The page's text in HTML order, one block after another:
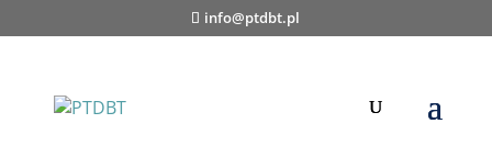
info@ptdbt.pl